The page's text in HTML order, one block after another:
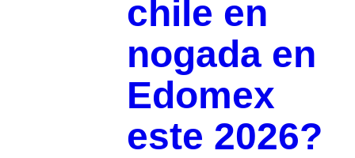
chile en
nogada en
Edomex
este 2026?